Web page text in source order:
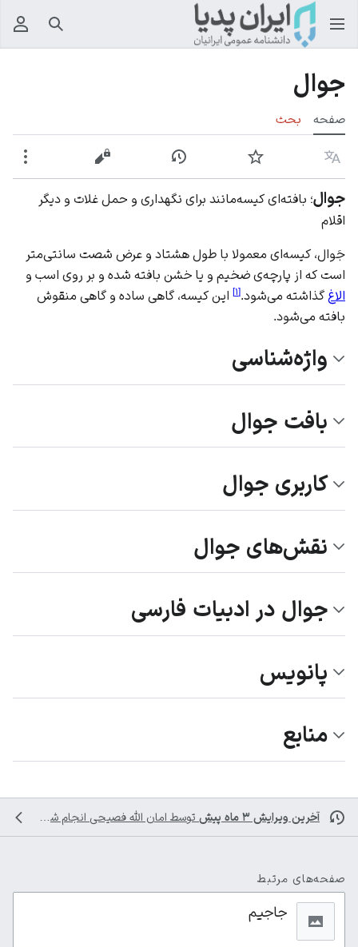
جستجو
جوال
صفحه بحث
زبان پیگیری نمایش تاریخچهنمایش مبدأ
جوال؛ بافته‌ای کیسه‌‌مانند برای نگهداری و حمل غلات و دیگر
اقلام
جَوال، کیسه‌ا‌ی معمولا با طول هشتاد و عرض شصت سانتی‌متر
است که از پارچه‌ی ضخیم و یا خشن بافته ‌شده و بر روی اسب و
الاغ گذاشته می‌شود.[۱] این کیسه، گاهی ساده و گاهی منقوش
بافته می‌شود.
واژه‌شناسی
بافت جوال
کاربری جوال
نقش‌های جوال
جوال در ادبیات فارسی
پانویس
منابع
آخرین ویرایش ۳ ماه پیش توسط امان الله فصیحی انجام شده است
صفحه‌های مرتبط
جاجیم